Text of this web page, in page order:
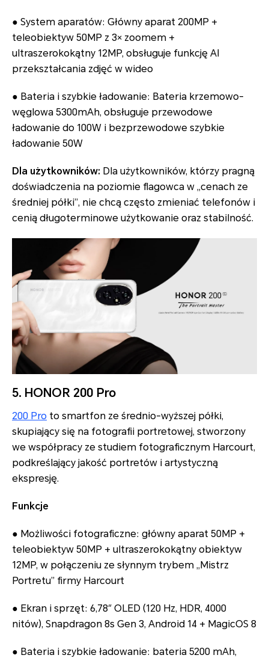
● System aparatów: Główny aparat 200MP +
teleobiektyw 50MP z 3× zoomem +
ultraszerokokątny 12MP, obsługuje funkcję AI
przekształcania zdjęć w wideo
● Bateria i szybkie ładowanie: Bateria krzemowo-
węglowa 5300mAh, obsługuje przewodowe
ładowanie do 100W i bezprzewodowe szybkie
ładowanie 50W
Dla użytkowników: Dla użytkowników, którzy pragną
doświadczenia na poziomie flagowca w „cenach ze
średniej półki”, nie chcą często zmieniać telefonów i
cenią długoterminowe użytkowanie oraz stabilność.
5. HONOR 200 Pro
200 Pro to smartfon ze średnio-wyższej półki,
skupiający się na fotografii portretowej, stworzony
we współpracy ze studiem fotograficznym Harcourt,
podkreślający jakość portretów i artystyczną
ekspresję.
Funkcje
● Możliwości fotograficzne: główny aparat 50MP +
teleobiektyw 50MP + ultraszerokokątny obiektyw
12MP, w połączeniu ze słynnym trybem „Mistrz
Portretu” firmy Harcourt
● Ekran i sprzęt: 6,78″ OLED (120 Hz, HDR, 4000
nitów), Snapdragon 8s Gen 3, Android 14 + MagicOS 8
● Bateria i szybkie ładowanie: bateria 5200 mAh,